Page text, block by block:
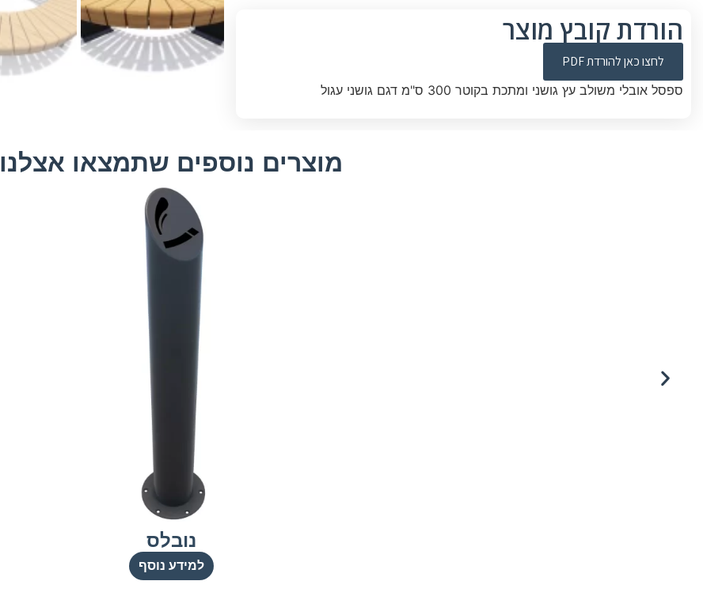
הורדת קובץ מוצר
לחצו כאן להורדת PDF
ספסל אובלי משולב עץ גושני ומתכת בקוטר 300 ס"מ דגם גושני עגול
מוצרים נוספים שתמצאו אצלנו
נובלס
למידע נוסף